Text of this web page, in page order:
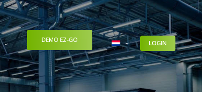
DEMO EZ-GO LOGIN